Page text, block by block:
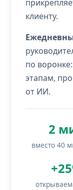
клиенту.
по
этапам,
от ИИ.
2
вместо 40